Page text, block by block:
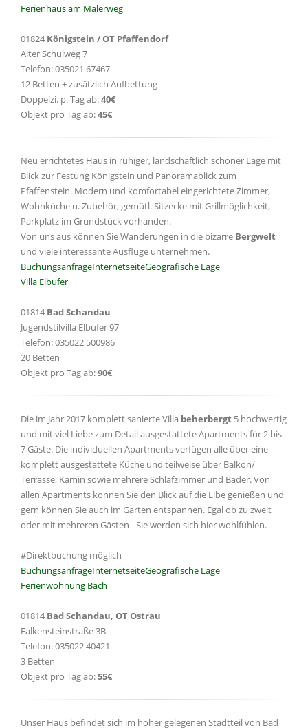
Ferienhaus am Malerweg
01824 Königstein / OT Pfaffendorf
Alter Schulweg 7
Telefon: 035021 67467
12 Betten + zusätzlich Aufbettung
Doppelzi. p. Tag ab:40€
Objekt pro Tag ab:45€
Neu errichtetes Haus in ruhiger, landschaftlich schöner Lage mit
Blick zur Festung Königstein und Panoramablick zum
Pfaffenstein. Modern und komfortabel eingerichtete Zimmer,
Wohnküche u. Zubehör, gemütl. Sitzecke mit Grillmöglichkeit,
Parkplatz im Grundstück vorhanden.
Von uns aus können Sie Wanderungen in die bizarre Bergwelt
und viele interessante Ausflüge unternehmen.
BuchungsanfrageInternetseiteGeografische Lage
Villa Elbufer
01814 Bad Schandau
Jugendstilvilla Elbufer 97
Telefon: 035022 500986
20 Betten
Objekt pro Tag ab:90€
Die im Jahr 2017 komplett sanierte Villa beherbergt 5 hochwertig
und mit viel Liebe zum Detail ausgestattete Apartments für 2 bis
7 Gäste. Die individuellen Apartments verfügen alle über eine
komplett ausgestattete Küche und teilweise über Balkon/
Terrasse, Kamin sowie mehrere Schlafzimmer und Bäder. Von
allen Apartments können Sie den Blick auf die Elbe genießen und
gern können Sie auch im Garten entspannen. Egal ob zu zweit
oder mit mehreren Gästen - Sie werden sich hier wohlfühlen.
#Direktbuchung möglich
BuchungsanfrageInternetseiteGeografische Lage
Ferienwohnung Bach
01814 Bad Schandau, OT Ostrau
Falkensteinstraße 3B
Telefon: 035022 40421
3 Betten
Objekt pro Tag ab:55€
Unser Haus befindet sich im höher gelegenen Stadtteil von Bad